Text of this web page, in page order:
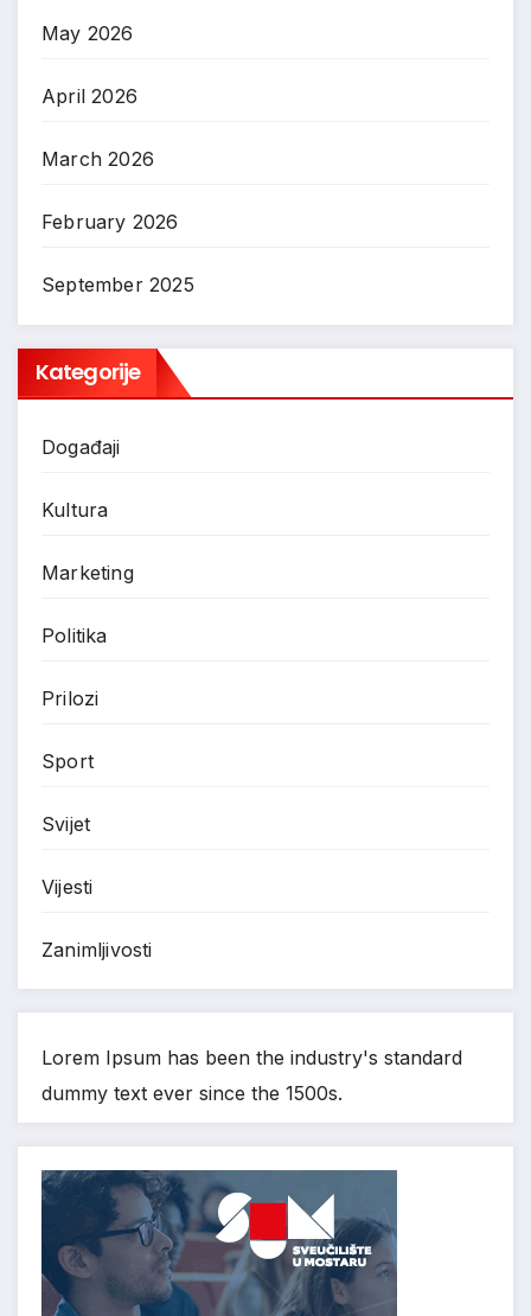
May 2026
April 2026
March 2026
February 2026
September 2025
Kategorije
Događaji
Kultura
Marketing
Politika
Prilozi
Sport
Svijet
Vijesti
Zanimljivosti
Lorem Ipsum has been the industry's standard
dummy text ever since the 1500s.